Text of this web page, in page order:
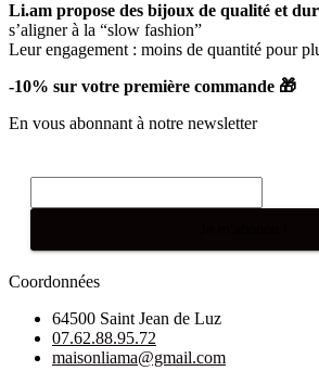
Li.am propose des bijoux de qualité et
s’aligner à la “slow fashion”
Leur engagement : moins de quantité pour
-10% sur votre première commande 🎁
En vous abonnant à notre newsletter
Coordonnées
64500 Saint Jean de Luz
07.62.88.95.72
maisonliama@gmail.com